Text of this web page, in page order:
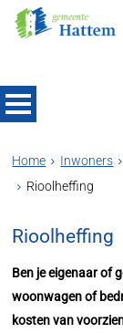
Home Inwoners
Rioolheffing
Rioolheffing
Ben je eigenaar of
woonwagen of
kosten van